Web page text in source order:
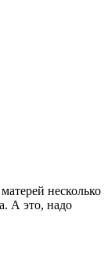
несколько
А это, надо